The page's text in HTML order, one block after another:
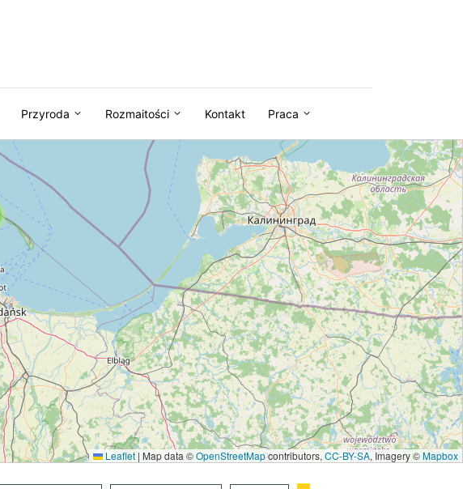
Przyroda Rozmaitości Kontakt Praca
Leaflet | Map data ©OpenStreetMapcontributors,CC-BY-SA, Imagery ©Mapbox